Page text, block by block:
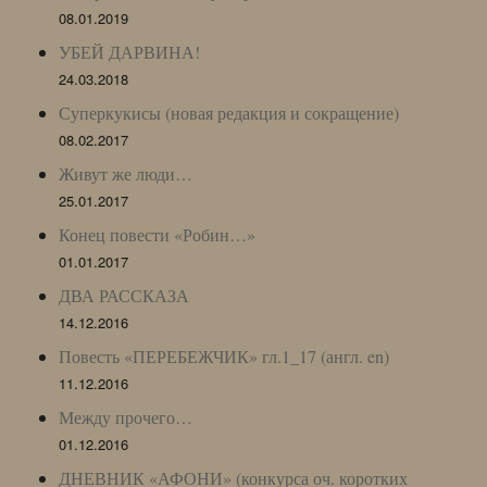
08.01.2019
УБЕЙ ДАРВИНА!
24.03.2018
Суперкукисы (новая редакция и сокращение)
08.02.2017
Живут же люди…
25.01.2017
Конец повести «Робин…»
01.01.2017
ДВА РАССКАЗА
14.12.2016
Повесть «ПЕРЕБЕЖЧИК» гл.1_17 (англ. en)
11.12.2016
Между прочего…
01.12.2016
ДНЕВНИК «АФОНИ» (конкурса оч. коротких